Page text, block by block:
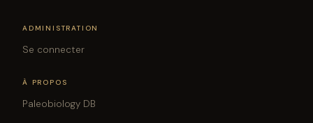
ADMINISTRATION
Se connecter
À PROPOS
Paleobiology DB